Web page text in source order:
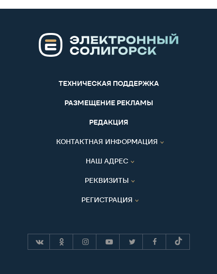
ТЕХНИЧЕСКАЯ ПОДДЕРЖКА
РАЗМЕЩЕНИЕ РЕКЛАМЫ
РЕДАКЦИЯ
КОНТАКТНАЯ ИНФОРМАЦИЯ
НАШ АДРЕС
РЕКВИЗИТЫ
РЕГИСТРАЦИЯ